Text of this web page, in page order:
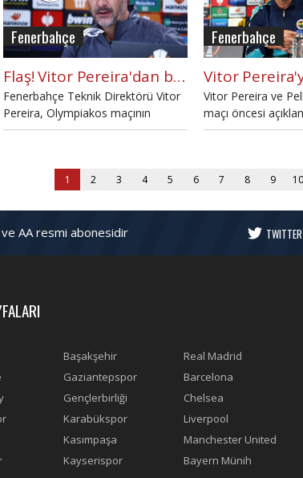
Fenerbahçe
Flaş! Vitor Pereira'dan basın toplantısında soruya tepki
Fenerbahçe Teknik Direktörü Vitor
Pereira, Olympiakos maçının
ardından basın toplantısında
Fenerbahçe
Vitor Pereira ve
maçı öncesi
bulundu.
1 2 3 4 5 6 7 8 9 10
AA resmi abonesidir
Başakşehir
Real Madrid
Gaziantepspor
Barcelona
Gençlerbirliği
Chelsea
Karabükspor
Liverpool
Kasımpaşa
Manchester United
Kayserispor
Bayern Münih